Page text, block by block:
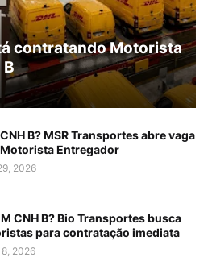
contratando Motorista
B
B? MSR Transportes abre vaga
Entregador
2026
CNH B? Bio Transportes busca
para contratação imediata
2026